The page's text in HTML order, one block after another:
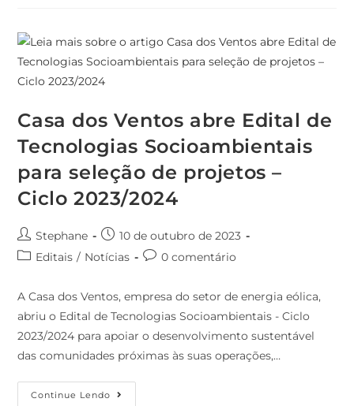
Casa dos Ventos abre Edital de
Tecnologias Socioambientais
para seleção de projetos –
Ciclo 2023/2024
Stephane
10 de outubro de 2023
Editais / Notícias 0 comentário
A Casa dos Ventos, empresa do setor de energia eólica,
abriu o Edital de Tecnologias Socioambientais - Ciclo
2023/2024 para apoiar o desenvolvimento sustentável
das comunidades próximas às suas operações,…
Continue Lendo